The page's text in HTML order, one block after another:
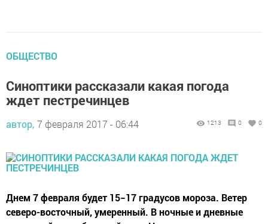
ОБЩЕСТВО
Синоптики рассказали какая погода
ждет пестречинцев
автор, 7 февраля 2017 - 06:44 1213 0 0
Днем 7 февраля будет 15−17 градусов мороза. Ветер
северо-восточный, умеренный. В ночные и дневные